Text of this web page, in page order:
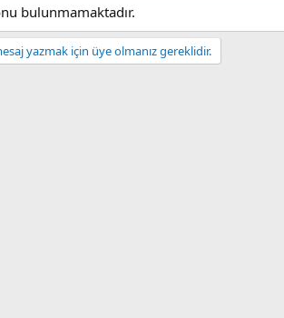
bulunmamaktadır.
yazmak için üye olmanız gereklidir.